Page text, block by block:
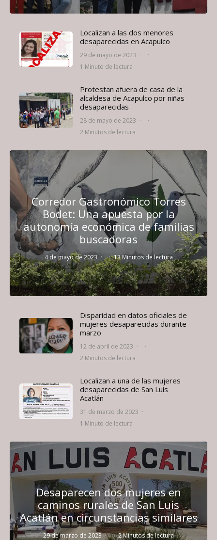
Localizan a las dos menores
desaparecidas en Acapulco
29 de mayo de 2023 ·
·
1 Minuto de lectura
Protestan afuera de casa de la
alcaldesa de Acapulco por niñas
desaparecidas
28 de mayo de 2023 ·
·
2 Minutos de lectura
Corredor Gastronómico Torres
Bodet: Una apuesta por la
autonomía económica de familias
buscadoras
4 de mayo de 2023 · · 13 Minutos de lectura
Disparidad en datos oficiales de
mujeres desaparecidas durante
marzo
12 de abril de 2023 ·
·
2 Minutos de lectura
Localizan a una de las mujeres
desaparecidas de San Luis
Acatlán
31 de marzo de 2023 ·
·
1 Minuto de lectura
Desaparecen dos mujeres en
caminos rurales de San Luis
Acatlán en circunstancias similares
29 de marzo de 2023 · · 2 Minutos de lectura